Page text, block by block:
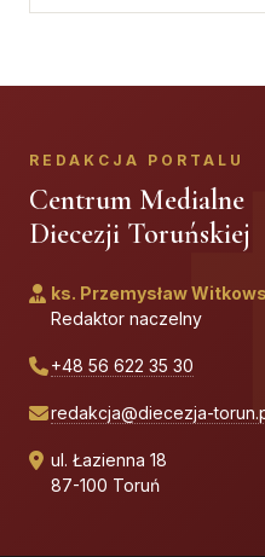
REDAKCJA PORTALU
Centrum Medialne
Diecezji Toruńskiej
ks. Przemysław
Redaktor naczelny
+48 56 622 35 30
redakcja@diecezja-
ul. Łazienna 18
87-100 Toruń